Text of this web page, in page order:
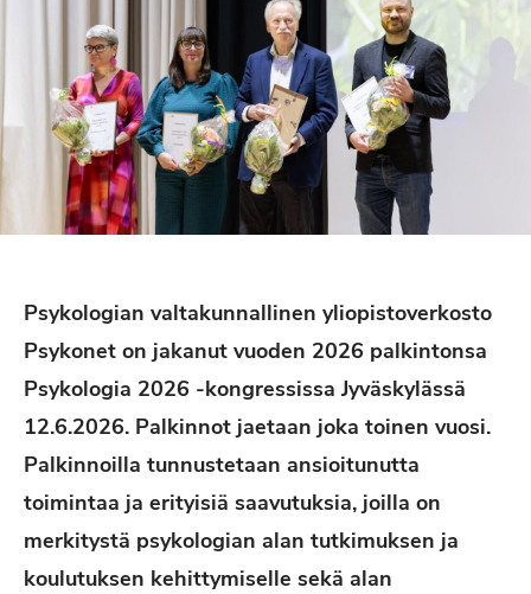
Psykologian valtakunnallinen yliopistoverkosto
Psykonet on jakanut vuoden 2026 palkintonsa
Psykologia 2026 -kongressissa Jyväskylässä
12.6.2026. Palkinnot jaetaan joka toinen vuosi.
Palkinnoilla tunnustetaan ansioitunutta
toimintaa ja erityisiä saavutuksia, joilla on
merkitystä psykologian alan tutkimuksen ja
koulutuksen kehittymiselle sekä alan